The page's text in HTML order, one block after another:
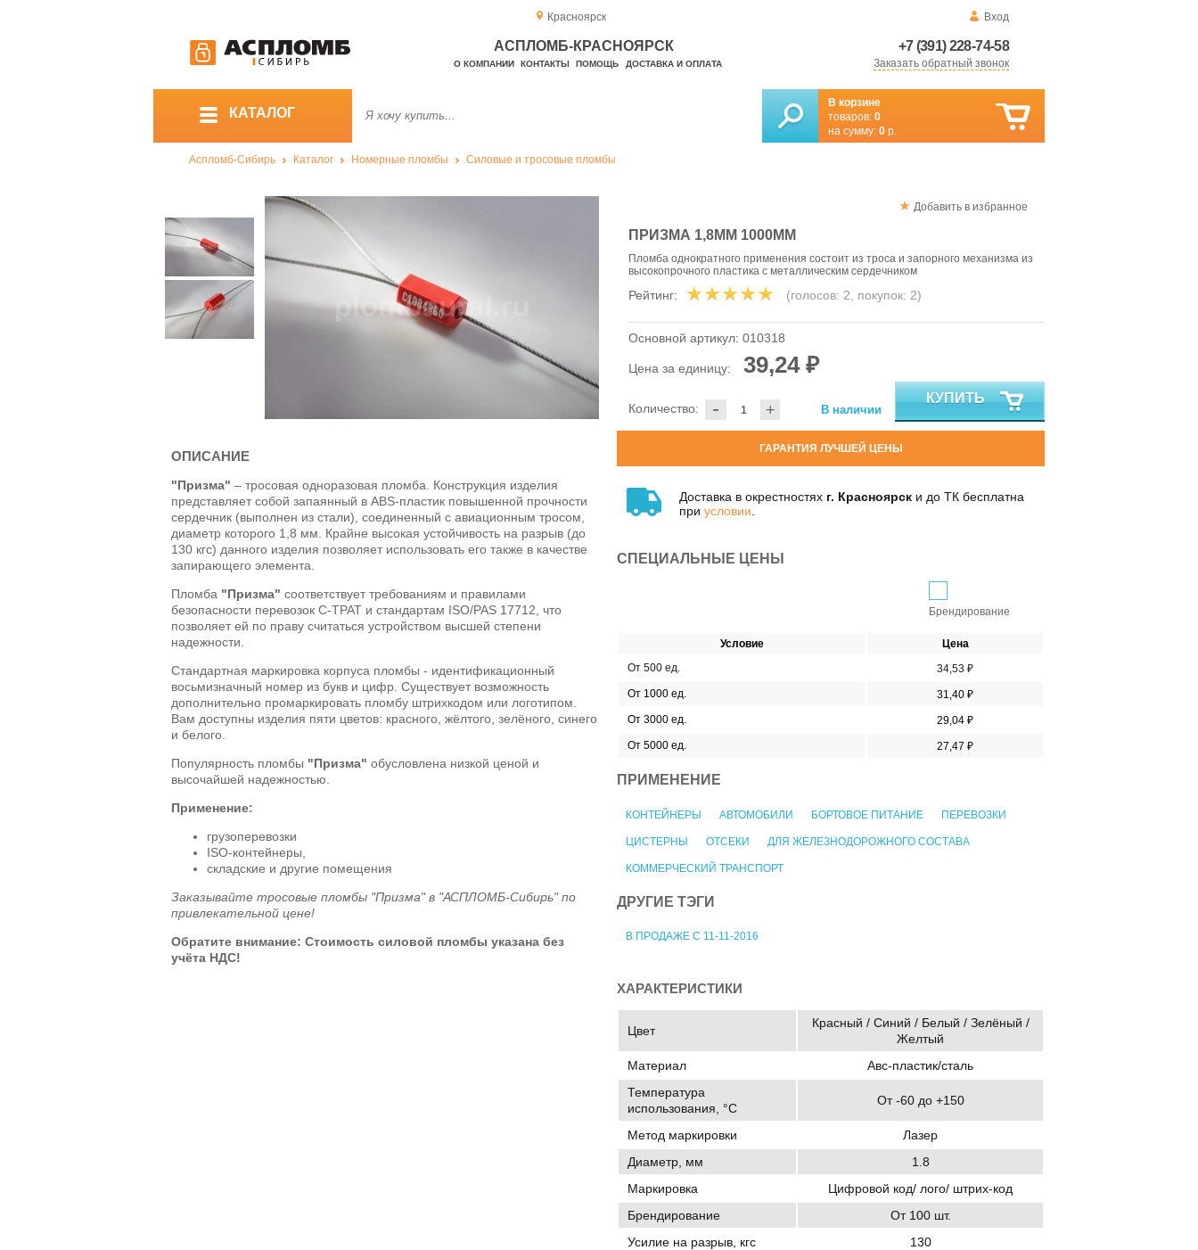
Красноярск Вход
+7 (391) 228-74-58
Заказать обратный звонок
АСПЛОМБ-КРАСНОЯРСК
О КОМПАНИИ КОНТАКТЫ ПОМОЩЬ ДОСТАВКА И ОПЛАТА
КАТАЛОГ
В корзине
товаров: 0
на сумму: 0 р.
Аспломб-Сибирь Каталог Номерные пломбы Силовые и тросовые пломбы
Добавить в избранное
ПРИЗМА 1,8ММ 1000ММ
Пломба однократного применения состоит из троса и запорного механизма из
высокопрочного пластика с металлическим сердечником
Рейтинг: (голосов: 2, покупок: 2)
Основной артикул: 010318
Цена за единицу: 39,24 ₽
- +
Количество: В наличии
КУПИТЬ
ГАРАНТИЯ ЛУЧШЕЙ ЦЕНЫ
Доставка в окрестностях г. Красноярск и до ТК бесплатна
при условии
СПЕЦИАЛЬНЫЕ ЦЕНЫ
Брендирование
Условие
Цена
От 500 ед.
34,53 ₽
От 1000 ед.
31,40 ₽
От 3000 ед.
29,04 ₽
От 5000 ед.
27,47 ₽
ПРИМЕНЕНИЕ
КОНТЕЙНЕРЫ АВТОМОБИЛИ БОРТОВОЕ ПИТАНИЕ ПЕРЕВОЗКИ
ЦИСТЕРНЫ ОТСЕКИ ДЛЯ ЖЕЛЕЗНОДОРОЖНОГО СОСТАВА
КОММЕРЧЕСКИЙ ТРАНСПОРТ
ДРУГИЕ ТЭГИ
В ПРОДАЖЕ С 11-11-2016
ОПИСАНИЕ
"Призма" – тросовая одноразовая пломба. Конструкция изделия
представляет собой запаянный в ABS-пластик повышенной прочности
сердечник (выполнен из стали), соединенный с авиационным тросом,
диаметр которого 1,8 мм. Крайне высокая устойчивость на разрыв (до
130 кгс) данного изделия позволяет использовать его также в качестве
запирающего элемента.
Пломба "Призма" соответствует требованиям и правилами
безопасности перевозок С-ТРАТ и стандартам ISO/PAS 17712, что
позволяет ей по праву считаться устройством высшей степени
надежности.
Стандартная маркировка корпуса пломбы - идентификационный
восьмизначный номер из букв и цифр. Существует возможность
дополнительно промаркировать пломбу штрихкодом или логотипом.
Вам доступны изделия пяти цветов: красного, жёлтого, зелёного, синего
и белого.
Популярность пломбы "Призма" обусловлена низкой ценой и
высочайшей надежностью.
Применение:
грузоперевозки
ISO-контейнеры,
складские и другие помещения
Заказывайте тросовые пломбы "Призма" в "АСПЛОМБ-Сибирь" по
привлекательной цене!
Обратите внимание: Стоимость силовой пломбы указана без
учёта НДС!
ХАРАКТЕРИСТИКИ
Цвет
Красный / Синий / Белый / Зелёный /
Желтый
Материал
Авс-пластик/сталь
Температура
использования, °C
От -60 до +150
Метод маркировки
Лазер
Диаметр, мм
1.8
Маркировка
Цифровой код/ лого/ штрих-код
Брендирование
От 100 шт.
Усилие на разрыв, кгс
130